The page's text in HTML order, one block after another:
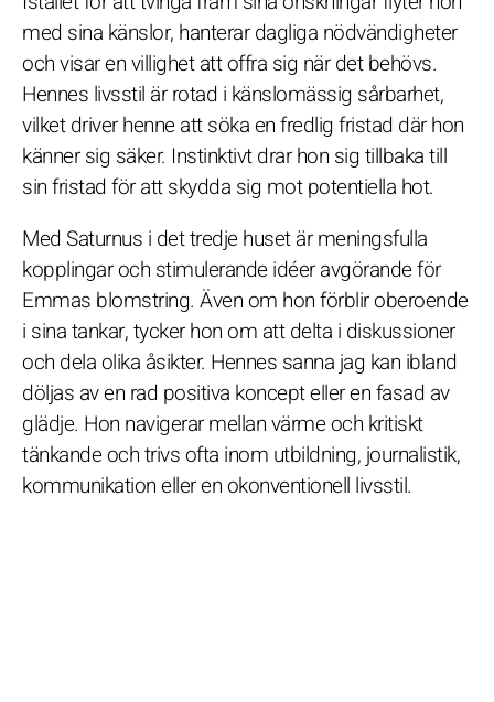
med sina känslor, hanterar dagliga nödvändigheter
och visar en villighet att offra sig när det behövs.
Hennes livsstil är rotad i känslomässig sårbarhet,
vilket driver henne att söka en fredlig fristad där hon
känner sig säker. Instinktivt drar hon sig tillbaka till
sin fristad för att skydda sig mot potentiella hot.
Med Saturnus i det tredje huset är meningsfulla
kopplingar och stimulerande idéer avgörande för
Emmas blomstring. Även om hon förblir oberoende
i sina tankar, tycker hon om att delta i diskussioner
och dela olika åsikter. Hennes sanna jag kan ibland
döljas av en rad positiva koncept eller en fasad av
glädje. Hon navigerar mellan värme och kritiskt
tänkande och trivs ofta inom utbildning, journalistik,
kommunikation eller en okonventionell livsstil.